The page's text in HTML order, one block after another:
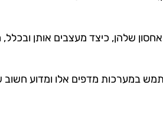
שלהן, כיצד מעצבים אותן ובכלל,
במערכות מדפים אלו ומדוע חשוב